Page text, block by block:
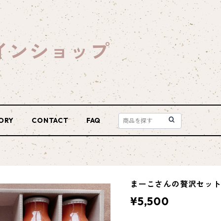
ンショップ
CONTACT FAQ
まーこさんの贅沢セット
¥5,500